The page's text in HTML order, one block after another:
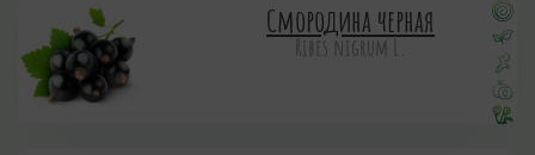
Смородина черная
Ribes nigrum L.